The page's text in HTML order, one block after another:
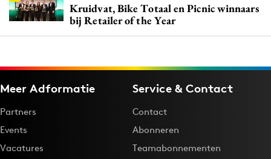
Kruidvat, Bike Totaal en Picnic winnaars
bij Retailer of the Year
Meer Adformatie
Partners
Events
Vacatures
Service & Contact
Contact
Abonneren
Teamabonnementen